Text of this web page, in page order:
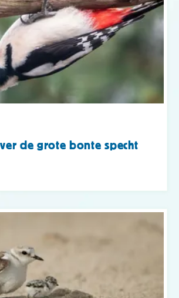
de grote bonte specht